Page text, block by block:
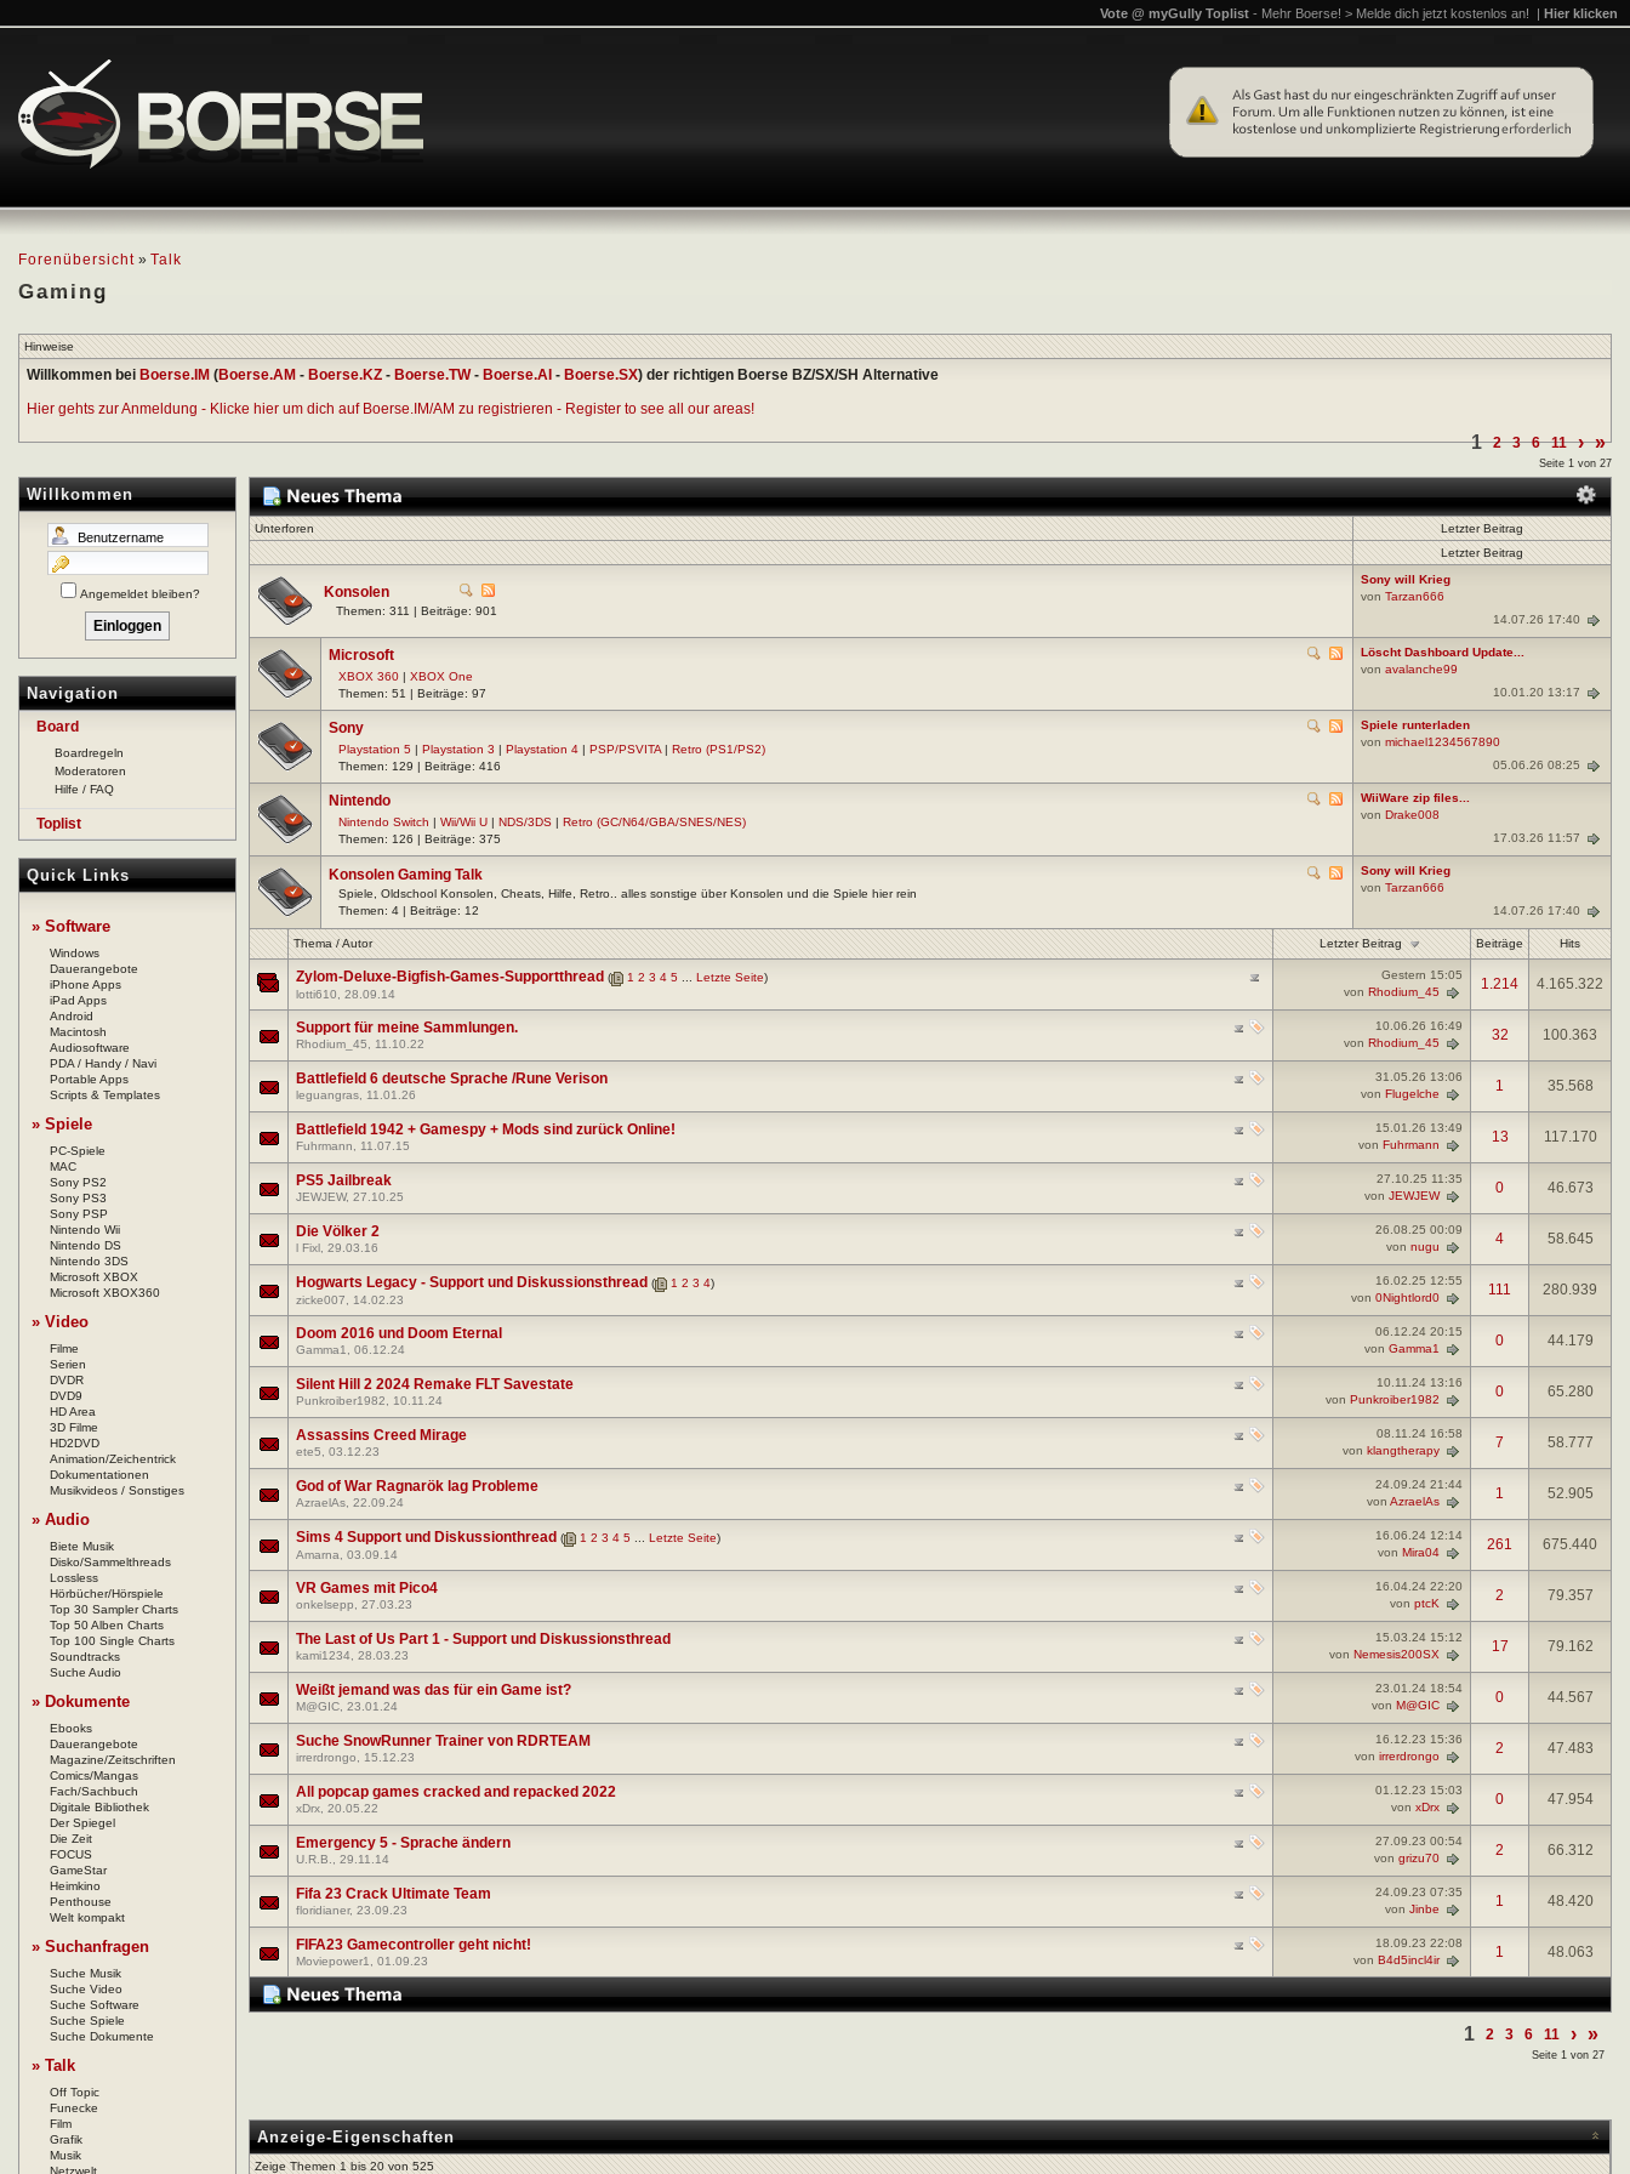
Forenübersicht » Talk
Gaming
Vote @ myGully Toplist - Mehr Boerse! > Melde dich jetzt kostenlos an! | Hier klicken
Hinweise
Willkommen bei Boerse.IM (Boerse.AM - Boerse.KZ - Boerse.TW- Boerse.AI - Boerse.SX) der richtigen Boerse BZ/SX/SH Alternative
Hier gehts zur Anmeldung - Klicke hier um dich auf Boerse.IM/AM zu registrieren - Register to see all our areas!
Willkommen
Angemeldet bleiben?
Navigation
Board
Boardregeln
Moderatoren
Hilfe / FAQ
Toplist
Quick Links
» Software
Windows
Dauerangebote
iPhone Apps
iPad Apps
Android
Macintosh
Audiosoftware
PDA / Handy / Navi
Portable Apps
Scripts & Templates
» Spiele
PC-Spiele
MAC
Sony PS2
Sony PS3
Sony PSP
Nintendo Wii
Nintendo DS
Nintendo 3DS
Microsoft XBOX
Microsoft XBOX360
» Video
Filme
Serien
DVDR
DVD9
HD Area
3D Filme
HD2DVD
Animation/Zeichentrick
Dokumentationen
Musikvideos / Sonstiges
» Audio
Biete Musik
Disko/Sammelthreads
Lossless
Hörbücher/Hörspiele
Top 30 Sampler Charts
Top 50 Alben Charts
Top 100 Single Charts
Soundtracks
Suche Audio
» Dokumente
Ebooks
Dauerangebote
Magazine/Zeitschriften
Comics/Mangas
Fach/Sachbuch
Digitale Bibliothek
Der Spiegel
Die Zeit
FOCUS
GameStar
Heimkino
Penthouse
Welt kompakt
» Suchanfragen
Suche Musik
Suche Video
Suche Software
Suche Spiele
Suche Dokumente
» Talk
Off Topic
Funecke
Film
Grafik
Musik
1 2 3 6 11 › »
Seite 1 von 27
Unterforen
Letzter Beitrag
Letzter Beitrag
Konsolen
Themen: 311 | Beiträge: 901
Sony will Krieg
von Tarzan666
14.07.26 17:40
Microsoft
XBOX 360
XBOX One
Themen: 51 | Beiträge: 97
Löscht Dashboard Update...
von avalanche99
10.01.20 13:17
Sony
Playstation 5 Playstation 3 Playstation 4 PSP/PSVITA| Retro (PS1/PS2)
Themen: 129 | Beiträge: 416
Spiele runterladen
von michael1234567890
05.06.26 08:25
Nintendo
Nintendo Switch Wii/Wii U NDS/3DS
Retro (GC/N64/GBA/SNES/NES)
Themen: 126 | Beiträge: 375
WiiWare zip files...
von Drake008
17.03.26 11:57
Konsolen Gaming Talk
Spiele, Oldschool Konsolen, Cheats, Hilfe, Retro.. alles sonstige über Konsolen und die Spiele hier rein
Themen: 4 | Beiträge: 12
Sony will Krieg
von Tarzan666
14.07.26 17:40
Thema/Autor Letzter Beitrag Beiträge Hits
Zylom-Deluxe-Bigfish-Games-Supportthread ( 1 2 3 4 5 ... Letzte Seite)
lotti610 , 28.09.14
Gestern 15:05
von Rhodium_45 1.214 4.165.322
Support für meine Sammlungen.
Rhodium_45, 11.10.22
10.06.26 16:49
von Rhodium_45 32 100.363
Battlefield 6 deutsche Sprache /Rune Verison
leguangras, 11.01.26
31.05.26 13:06
von Flugelche 1 35.568
Battlefield 1942 + Gamespy + Mods sind zurück Online!
Fuhrmann, 11.07.15
15.01.26 13:49
von Fuhrmann 13 117.170
PS5 Jailbreak
JEWJEW, 27.10.25
27.10.25 11:35
von JEWJEW 0 46.673
Die Völker 2
l Fixl , 29.03.16
26.08.25 00:09
von nugu 4 58.645
Hogwarts Legacy - Support und Diskussionsthread ( 1 2 3 4)
zicke007 , 14.02.23
16.02.25 12:55
von 0Nightlord0 111 280.939
Doom 2016 und Doom Eternal
Gamma1, 06.12.24
06.12.24 20:15
von Gamma1 0 44.179
Silent Hill 2 2024 Remake FLT Savestate
Punkroiber1982, 10.11.24
10.11.24 13:16
von Punkroiber1982 0 65.280
Assassins Creed Mirage
ete5, 03.12.23
08.11.24 16:58
von klangtherapy 7 58.777
God of War Ragnarök lag Probleme
AzraelAs, 22.09.24
24.09.24 21:44
von AzraelAs 1 52.905
Sims 4 Support und Diskussionthread ( 1 2 3 4 5 ... Letzte Seite)
Amarna , 03.09.14
16.06.24 12:14
von Mira04 261 675.440
VR Games mit Pico4
onkelsepp, 27.03.23
16.04.24 22:20
von ptcK 2 79.357
The Last of Us Part 1 - Support und Diskussionsthread
kami1234, 28.03.23
15.03.24 15:12
von Nemesis200SX 17 79.162
Weißt jemand was das für ein Game ist?
M@GIC, 23.01.24
23.01.24 18:54
von M@GIC 0 44.567
Suche SnowRunner Trainer von RDRTEAM
irrerdrongo, 15.12.23
16.12.23 15:36
von irrerdrongo 2 47.483
All popcap games cracked and repacked 2022
xDrx, 20.05.22
01.12.23 15:03
von xDrx 0 47.954
Emergency 5 - Sprache ändern
U.R.B., 29.11.14
27.09.23 00:54
von grizu70 2 66.312
Fifa 23 Crack Ultimate Team
floridianer, 23.09.23
24.09.23 07:35
von Jinbe 1 48.420
FIFA23 Gamecontroller geht nicht!
Moviepower1, 01.09.23
18.09.23 22:08
von B4d5incl4ir 1 48.063
1 2 3 6 11 › »
Seite 1 von 27
Anzeige-Eigenschaften
Zeige Themen 1 bis 20 von 525